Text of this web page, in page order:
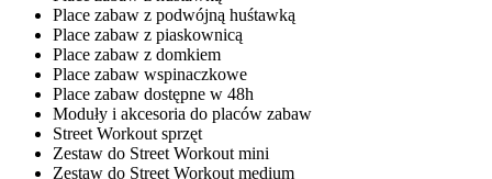
Place zabaw z podwójną huśtawką
Place zabaw z piaskownicą
Place zabaw z domkiem
Place zabaw wspinaczkowe
Place zabaw dostępne w 48h
Moduły i akcesoria do placów zabaw
Street Workout sprzęt
Zestaw do Street Workout mini
Zestaw do Street Workout medium